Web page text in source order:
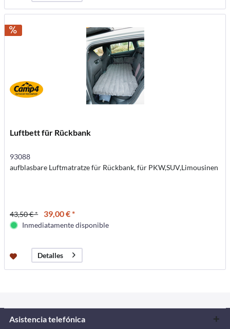
Luftbett für Rückbank
93088
aufblasbare Luftmatratze für Rückbank, für PKW,SUV,Limousinen
43,50 € * 39,00 € *
Inmediatamente disponible
Detalles
Asistencia telefónica